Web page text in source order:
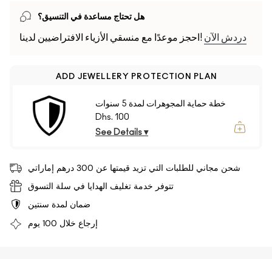
هل تحتاج مساعدة في التنسيق؟
احجز موعدًا مع منسقي الأزياء الافتراضيين لدينا! دردش الآن
ADD JEWELLERY PROTECTION PLAN
خطة حماية المجوهرات لمدة 5 سنوات
Dhs. 100
See Details ▾
شحن مجاني للطلبات التي تزيد قيمتها عن 300 درهم إماراتي
تتوفر خدمة تغليف الهدايا في سلة التسوق
ضمان لمدة سنتين
إرجاع خلال 100 يوم